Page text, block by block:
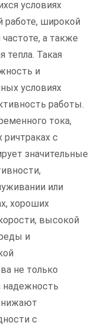
условиях
работе, широкой
а также
тепла. Такая
и
условиях
работы.
тока,
с
значительные
или
хороших
высокой
и
не только
с